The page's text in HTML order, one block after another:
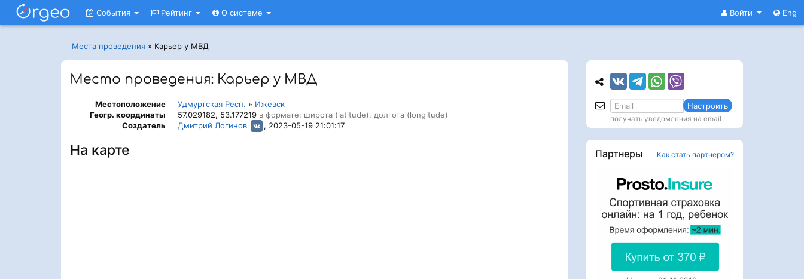
Войти Eng
События Рейтинг О системе
Места проведения » Карьер у МВД
Место проведения: Карьер у МВД
Местоположение Удмуртская Респ. » Ижевск
Геогр. координаты
57.029182, 53.177219 в формате: широта (latitude), долгота (longitude)
Создатель
Дмитрий Логинов , 2023-05-19 21:01:17
На карте
Настроить
получать уведомления на email
Партнеры Как стать партнером?